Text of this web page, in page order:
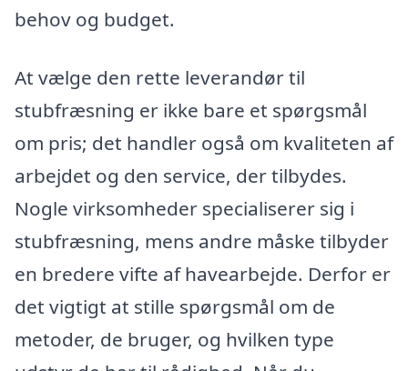
behov og budget.
At vælge den rette leverandør til
stubfræsning er ikke bare et spørgsmål
om pris; det handler også om kvaliteten af
arbejdet og den service, der tilbydes.
Nogle virksomheder specialiserer sig i
stubfræsning, mens andre måske tilbyder
en bredere vifte af havearbejde. Derfor er
det vigtigt at stille spørgsmål om de
metoder, de bruger, og hvilken type